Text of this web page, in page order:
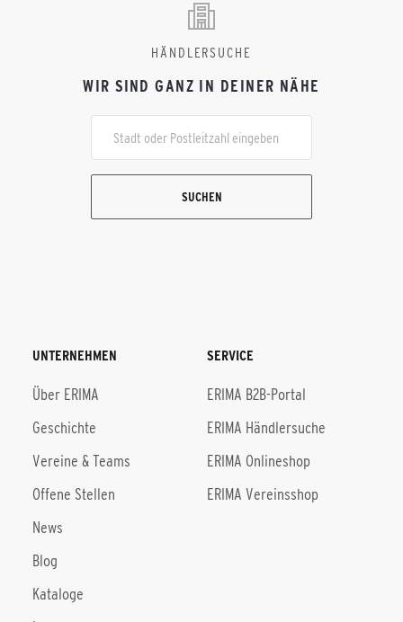
HÄNDLERSUCHE
WIR SIND GANZ IN DEINER NÄHE
SUCHEN
UNTERNEHMEN
Über ERIMA
Geschichte
Vereine & Teams
Offene Stellen
News
Blog
Kataloge
SERVICE
ERIMA B2B-Portal
ERIMA Händlersuche
ERIMA Onlineshop
ERIMA Vereinsshop